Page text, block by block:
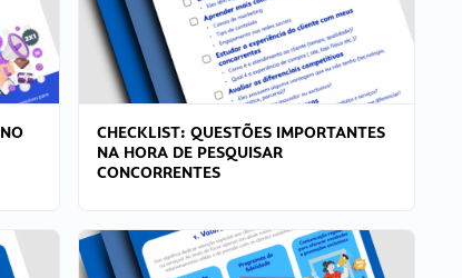
CHECKLIST: QUESTÕES IMPORTANTES
NA HORA DE PESQUISAR
CONCORRENTES